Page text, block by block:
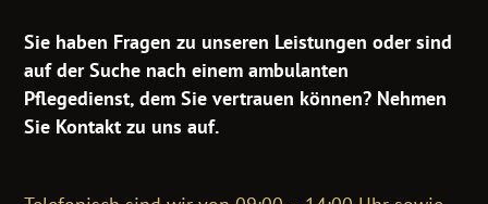
Sie haben Fragen zu unseren Leistungen oder sind
auf der Suche nach einem ambulanten
Pflegedienst, dem Sie vertrauen können? Nehmen
Sie Kontakt zu uns auf.